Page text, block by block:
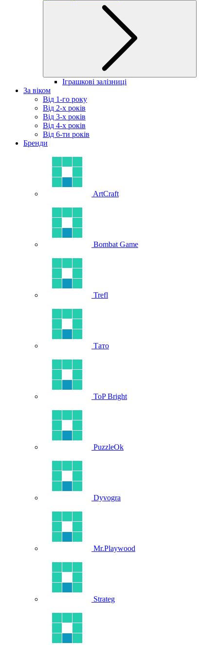
Іграшкові залізниці
За віком
Від 1-го року
Від 2-х років
Від 3-х років
Від 4-х років
Від 6-ти років
Бренди
ArtCraft
Bombat Game
Trefl
Тато
ToP Bright
PuzzleOk
Dyvogra
Mr.Playwood
Strateg